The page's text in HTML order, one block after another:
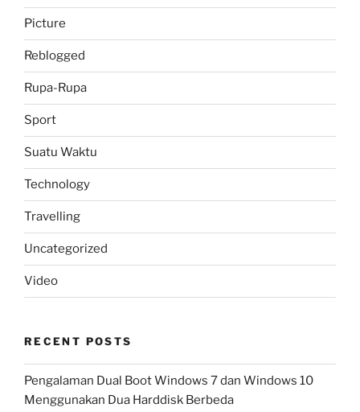
Picture
Reblogged
Rupa-Rupa
Sport
Suatu Waktu
Technology
Travelling
Uncategorized
Video
RECENT POSTS
Pengalaman Dual Boot Windows 7 dan Windows 10
Menggunakan Dua Harddisk Berbeda